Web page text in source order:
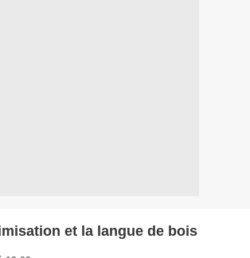
et la langue de bois